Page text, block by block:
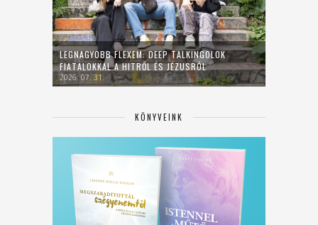
LEGNAGYOBB FLEXEM: DEEP TALKINGOLOK
FIATALOKKAL A HITRŐL ÉS JÉZUSRÓL
2026. 07. 31.
KÖNYVEINK